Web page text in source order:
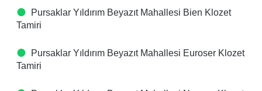
Pursaklar Yıldırım Beyazıt Mahallesi Bien Klozet
Tamiri
Pursaklar Yıldırım Beyazıt Mahallesi Euroser Klozet
Tamiri